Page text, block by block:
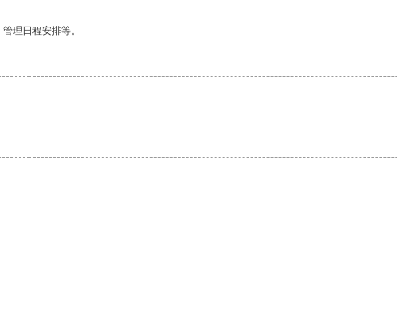
理日程安排等。